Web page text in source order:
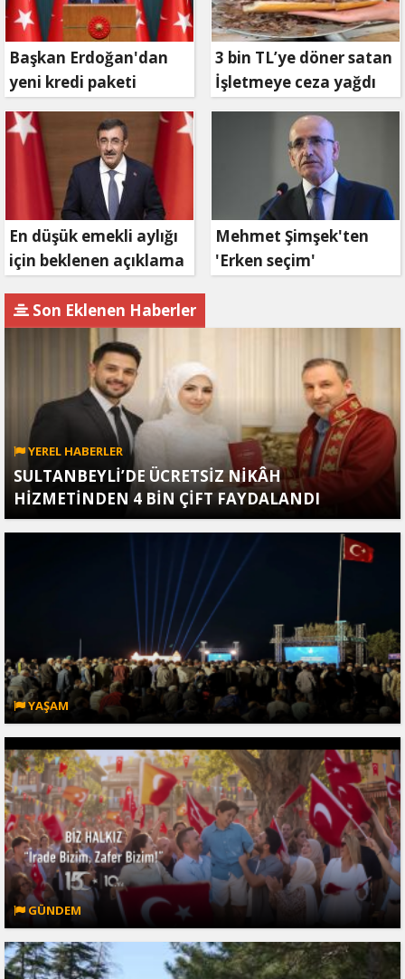
Başkan Erdoğan'dan
yeni kredi paketi
müjdesi: 6 ay geri
ödemesiz, 36 ay vadeli
3 bin TL’ye döner satan
İşletmeye ceza yağdı
En düşük emekli aylığı
için beklenen açıklama
Mehmet Şimşek'ten
'Erken seçim'
Son Eklenen Haberler
YEREL HABERLER
SULTANBEYLİ’DE ÜCRETSİZ NİKÂH
HİZMETİNDEN 4 BİN ÇİFT FAYDALANDI
YAŞAM
GÜNDEM